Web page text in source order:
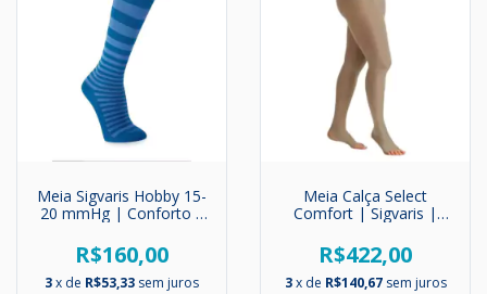
Meia Sigvaris Hobby 15-
20 mmHg | Conforto e
R$160,00
3x de R$53,33 sem juros
Meia Calça Select
Comfort | Sigvaris |
Compressão | 20-
30mmHg
R$422,00
3 x de R$140,67 sem juros